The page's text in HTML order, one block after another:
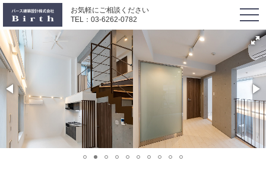
お気軽にご相談ください
TEL： 03-6262-0782